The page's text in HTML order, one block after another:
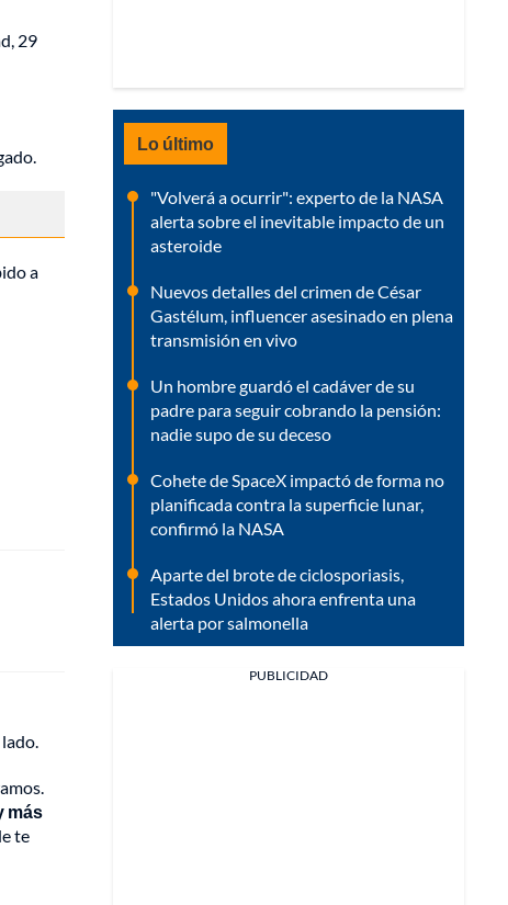
29
a
más
te
Lo último
"Volverá a ocurrir": experto de la NASA
alerta sobre el inevitable impacto de un
asteroide
Nuevos detalles del crimen de César
Gastélum, influencer asesinado en plena
transmisión en vivo
Un hombre guardó el cadáver de su
padre para seguir cobrando la pensión:
nadie supo de su deceso
Cohete de SpaceX impactó de forma no
planificada contra la superficie lunar,
confirmó la NASA
Aparte del brote de ciclosporiasis,
Estados Unidos ahora enfrenta una
alerta por salmonella
PUBLICIDAD